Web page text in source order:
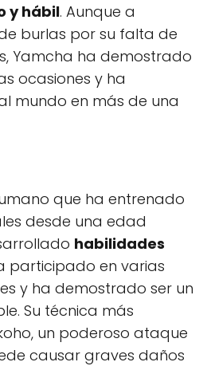
y hábil. Aunque a
burlas por su falta de
Yamcha ha demostrado
ocasiones y ha
mundo en más de una
que ha entrenado
desde una edad
habilidades
participado en varias
y ha demostrado ser un
Su técnica más
un poderoso ataque
causar graves daños